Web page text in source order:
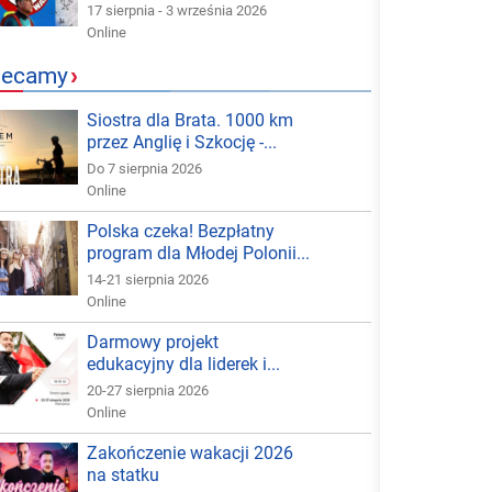
17 sierpnia - 3 września 2026
Online
›
Siostra dla Brata. 1000 km
przez Anglię i Szkocję -...
Do 7 sierpnia 2026
Online
Polska czeka! Bezpłatny
program dla Młodej Polonii...
14-21 sierpnia 2026
Online
Darmowy projekt
edukacyjny dla liderek i...
20-27 sierpnia 2026
Online
Zakończenie wakacji 2026
na statku